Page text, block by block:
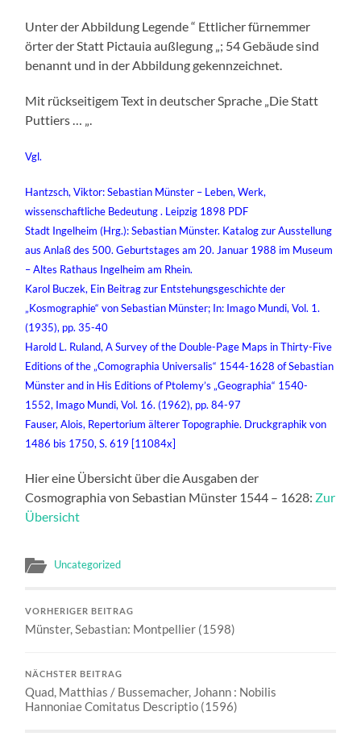
Unter der Abbildung Legende “ Ettlicher fürnemmer
örter der Statt Pictauia außlegung „; 54 Gebäude sind
benannt und in der Abbildung gekennzeichnet.
Mit rückseitigem Text in deutscher Sprache „Die Statt
Puttiers … „.
Vgl.
Hantzsch, Viktor: Sebastian Münster – Leben, Werk,
wissenschaftliche Bedeutung . Leipzig 1898 PDF
Stadt Ingelheim (Hrg.): Sebastian Münster. Katalog zur Ausstellung
aus Anlaß des 500. Geburtstages am 20. Januar 1988 im Museum
– Altes Rathaus Ingelheim am Rhein.
Karol Buczek, Ein Beitrag zur Entstehungsgeschichte der
„Kosmographie“ von Sebastian Münster; In: Imago Mundi, Vol. 1.
(1935), pp. 35-40
Harold L. Ruland, A Survey of the Double-Page Maps in Thirty-Five
Editions of the „Comographia Universalis“ 1544-1628 of Sebastian
Münster and in His Editions of Ptolemy’s „Geographia“ 1540-
1552, Imago Mundi, Vol. 16. (1962), pp. 84-97
Fauser, Alois, Repertorium älterer Topographie. Druckgraphik von
1486 bis 1750, S. 619 [11084x]
Hier eine Übersicht über die Ausgaben der
Cosmographia von Sebastian Münster 1544 – 1628: Zur
Übersicht
Uncategorized
VORHERIGER BEITRAG
Münster, Sebastian: Montpellier (1598)
NÄCHSTER BEITRAG
Quad, Matthias / Bussemacher, Johann : Nobilis
Hannoniae Comitatus Descriptio (1596)